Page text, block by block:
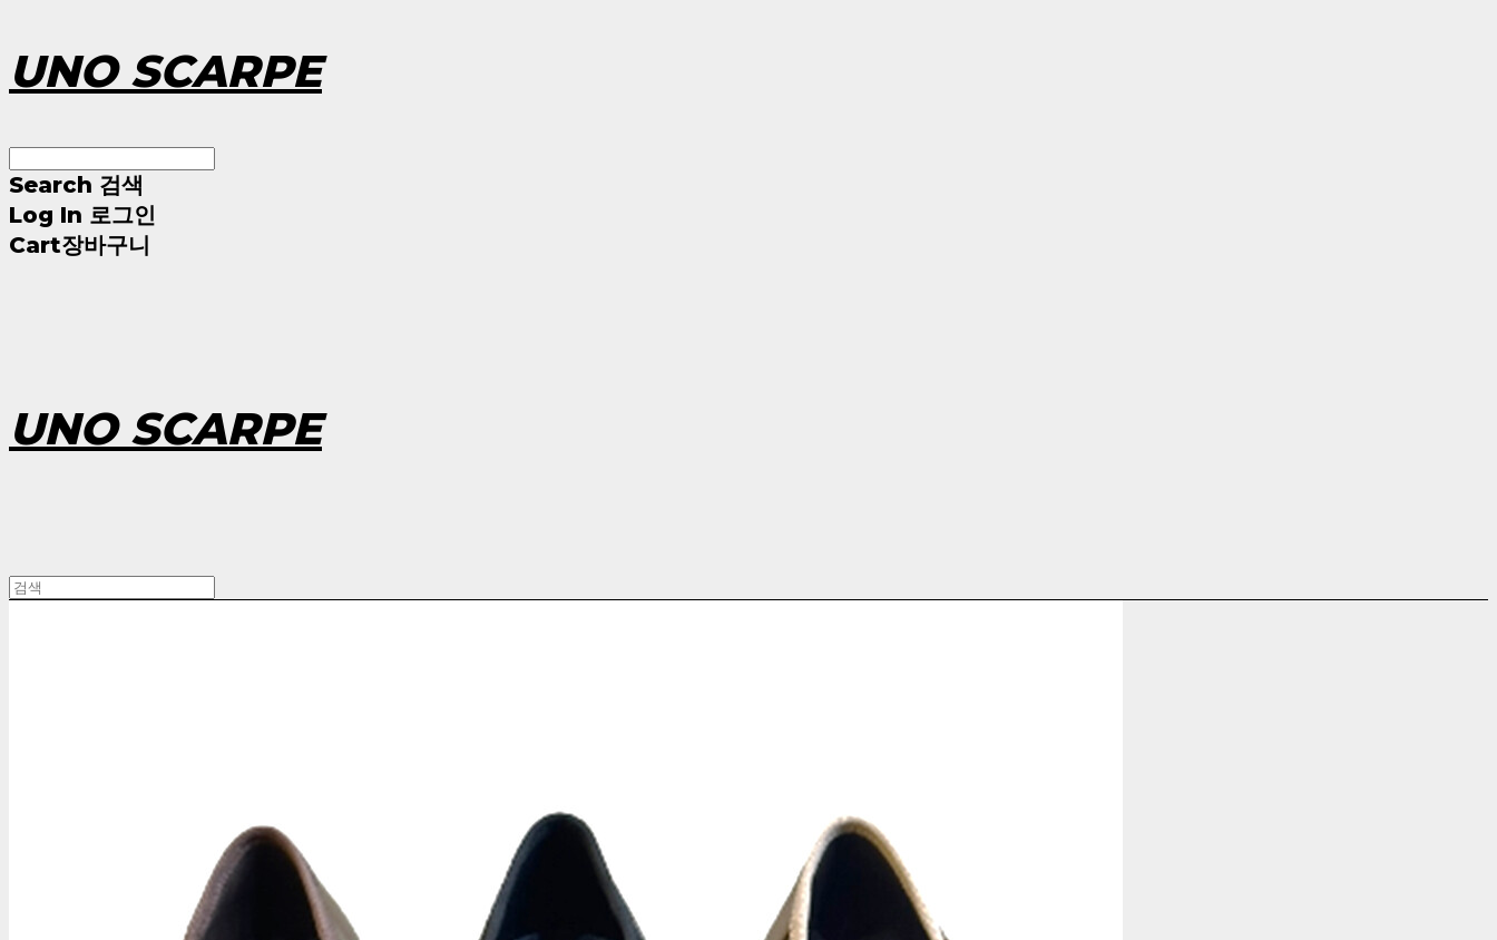
UNO SCARPE
Search 검색
Log In 로그인
Cart장바구니
UNO SCARPE